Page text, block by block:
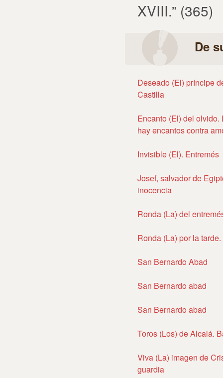
XVIII.” (365)
De
Deseado (El) príncipe
Castilla
Encanto (El) del
hay encantos contra
Invisible (El). Entremés
Josef, salvador de
inocencia
Ronda (La) del
Ronda (La) por la
San Bernardo Abad
San Bernardo abad
San Bernardo abad
Toros (Los) de Alcalá.
Viva (La) imagen de
guardia